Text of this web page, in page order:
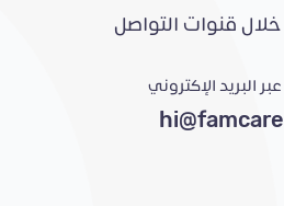
قنوات التواصل
البريد الإكتروني